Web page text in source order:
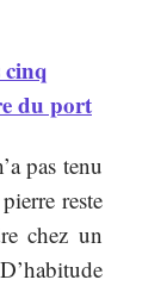
cinq
du port
pas tenu
reste
chez un